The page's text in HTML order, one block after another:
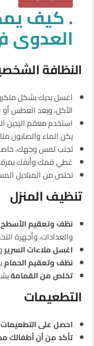
. كيف
العدوى
النظافة
اغسل يديك بشكل
الأكل، وبعد العطس
يكن الماء والصابون
تجنب لمس وجهك،
غطي فمك وأنفك
تخلص من المناديل
تنظيف المنزل
نظف وتعقيم الأسطح
والعدادات، وأجهزة
اغسل ملاءات السرير
نظف وتعقيم الحمام
تخلص من القمامة
التطعيمات
احصل على التطعيمات
تأكد من أن أطفالك